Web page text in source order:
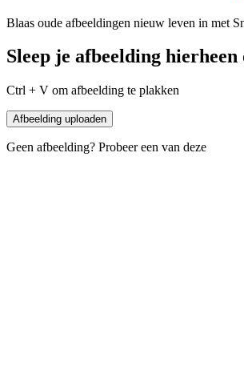
Blaas oude afbeeldingen nieuw leven in met
Sleep je afbeelding
Ctrl + V om afbeelding te plakken
Afbeelding uploaden
Geen afbeelding? Probeer een van deze